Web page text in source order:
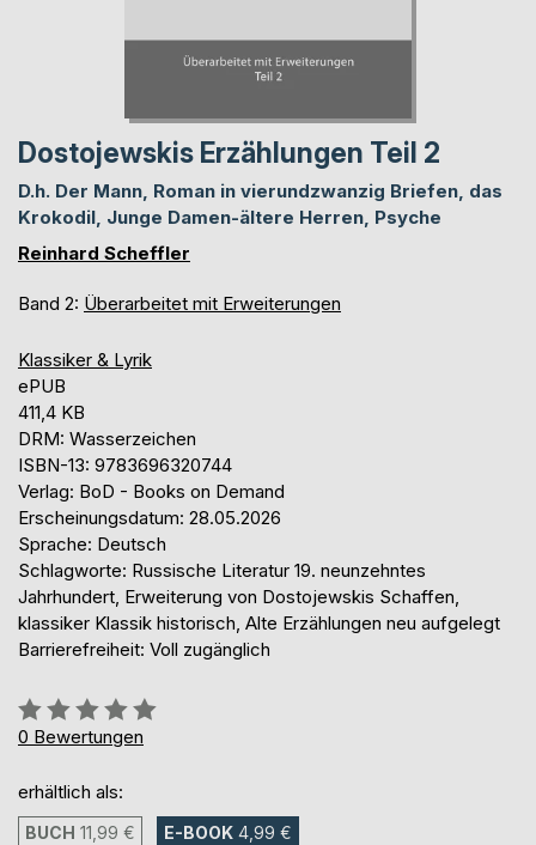
Dostojewskis Erzählungen Teil 2
D.h. Der Mann, Roman in vierundzwanzig Briefen, das
Krokodil, Junge Damen-ältere Herren, Psyche
Reinhard Scheffler
Band 2: Überarbeitet mit Erweiterungen
Klassiker & Lyrik
ePUB
411,4 KB
DRM: Wasserzeichen
ISBN-13: 9783696320744
Verlag: BoD - Books on Demand
Erscheinungsdatum: 28.05.2026
Sprache: Deutsch
Schlagworte: Russische Literatur 19. neunzehntes
Jahrhundert, Erweiterung von Dostojewskis Schaffen,
klassiker Klassik historisch, Alte Erzählungen neu aufgelegt
Barrierefreiheit: Voll zugänglich
Bewertung::
0%
0 Bewertungen
erhältlich als:
BUCH 11,99 € E-BOOK 4,99 €